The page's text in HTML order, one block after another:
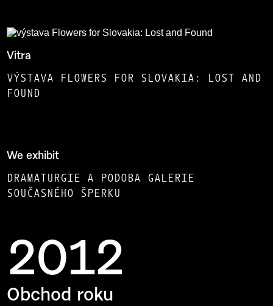
Vitra
VÝSTAVA FLOWERS FOR SLOVAKIA: LOST AND
FOUND
We exhibit
DRAMATURGIE A PODOBA GALERIE
SOUČASNÉHO ŠPERKU
2012
Obchod roku